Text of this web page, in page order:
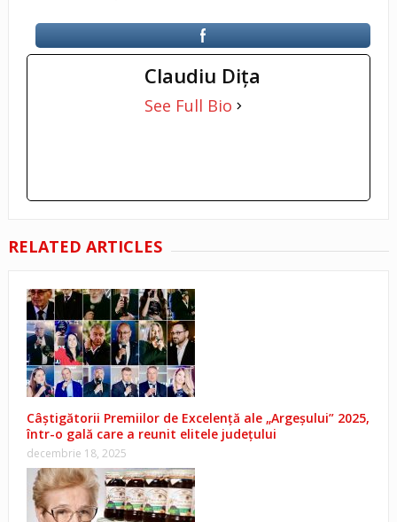
Claudiu Diţa
See Full Bio
RELATED ARTICLES
Câștigătorii Premiilor de Excelență ale „Argeșului” 2025,
într-o gală care a reunit elitele județului
decembrie 18, 2025